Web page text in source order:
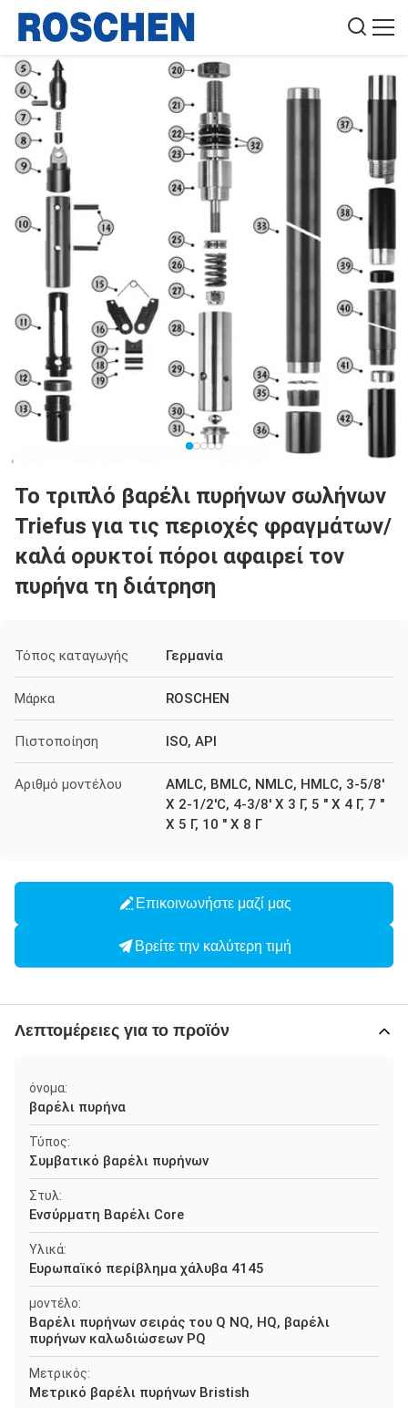
Το τριπλό βαρέλι πυρήνων σωλήνων
Triefus για τις περιοχές φραγμάτων/
καλά ορυκτοί πόροι αφαιρεί τον
πυρήνα τη διάτρηση
Τόπος καταγωγής Γερμανία
Μάρκα ROSCHEN
Πιστοποίηση ISO, API
Αριθμό μοντέλου
AMLC, BMLC, NMLC, HMLC, 3-5/8'
Χ 2-1/2'C, 4-3/8' Χ 3 Γ, 5 " Χ 4 Γ, 7 "
Χ 5 Γ, 10 " Χ 8 Γ
Επικοινωνήστε μαζί μας
Βρείτε την καλύτερη τιμή
Λεπτομέρειες για το προϊόν
όνομα:
βαρέλι πυρήνα
Τύπος:
Συμβατικό βαρέλι πυρήνων
Στυλ:
Ενσύρματη Βαρέλι Core
Υλικά:
Ευρωπαϊκό περίβλημα χάλυβα 4145
μοντέλο:
Βαρέλι πυρήνων σειράς του Q NQ, HQ, βαρέλι
πυρήνων καλωδιώσεων PQ
Μετρικός:
Μετρικό βαρέλι πυρήνων Bristish